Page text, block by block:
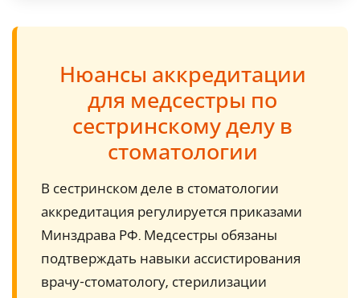
Нюансы аккредитации
для медсестры по
сестринскому делу в
стоматологии
В сестринском деле в стоматологии
аккредитация регулируется приказами
Минздрава РФ. Медсестры обязаны
подтверждать навыки ассистирования
врачу-стоматологу, стерилизации